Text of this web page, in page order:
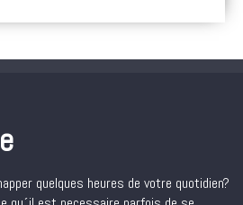
quelques heures de votre quotidien?